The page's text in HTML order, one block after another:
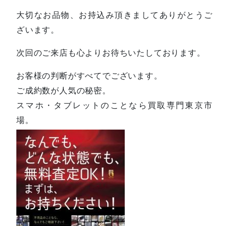
大切なお品物、お持込み頂きましてありがとうご
ざいます。
次回のご来店も心よりお待ちいたしております。
お客様の判断がすべてでございます。
ご成約数が人気の秘密。
スマホ・タブレットのことなら買取専門東京市
場。